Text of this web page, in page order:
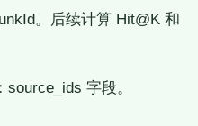
。后续计算 Hit@K 和
字段。